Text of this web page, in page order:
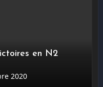
en N2
2020